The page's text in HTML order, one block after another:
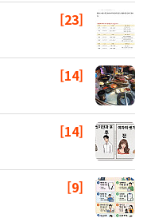
[23]
[14]
[14]
[9]